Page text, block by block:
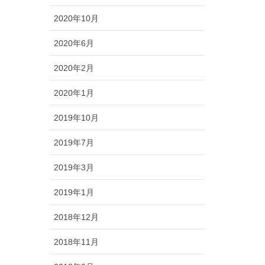
2020年10月
2020年6月
2020年2月
2020年1月
2019年10月
2019年7月
2019年3月
2019年1月
2018年12月
2018年11月